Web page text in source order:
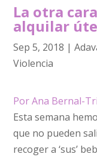
La otra
alquilar
Sep 5, 2018 |
Violencia
Por Ana Bernal-
Esta semana
que no pueden
recoger a ‘sus’